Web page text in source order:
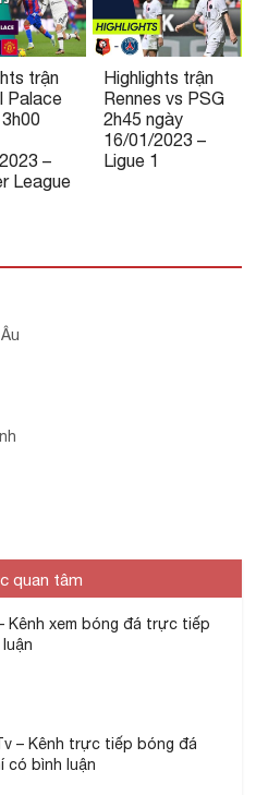
trận
Palace
–
League
Highlights trận
Rennes vs PSG
2h45 ngày
16/01/2023 –
Ligue 1
quan tâm
Kênh xem bóng đá trực tiếp
– Kênh trực tiếp bóng đá
có bình luận